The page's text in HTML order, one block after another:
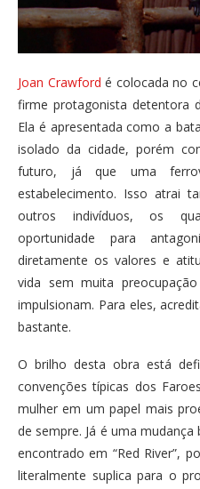
Joan Crawford é colocada no
firme protagonista detentora
Ela é apresentada como a
isolado da cidade, porém
futuro, já que uma
estabelecimento. Isso atrai
outros indivíduos, os
oportunidade para
diretamente os valores e
vida sem muita
impulsionam. Para eles,
bastante.
O brilho desta obra está
convenções típicas dos
mulher em um papel mais
de sempre. Já é uma
encontrado em “Red River”,
literalmente suplica para o